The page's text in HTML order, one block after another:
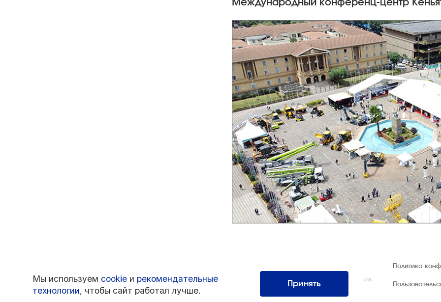
Международный конференц-центр
Интернэшнл»
Все права защищены. Использование материалов
возможно только со ссылкой на источник.
Политика
Мы используем cookie и рекомендательные
технологии, чтобы сайт работал лучше.
Принять